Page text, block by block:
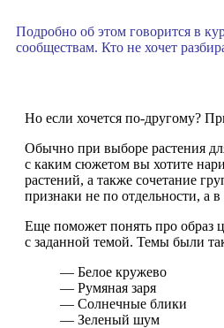
Подробно об этом говорится в
сообществам. Кто не хочет
Но если хочется по-другому?
Обычно при выборе растения
с каким сюжетом вы хотите
растений, а также сочетание
признаки не по отдельности, а
Еще поможет понять про образ
с заданной темой. Темы были
— Белое кружево
— Румяная заря
— Солнечные блики
— Зеленый шум